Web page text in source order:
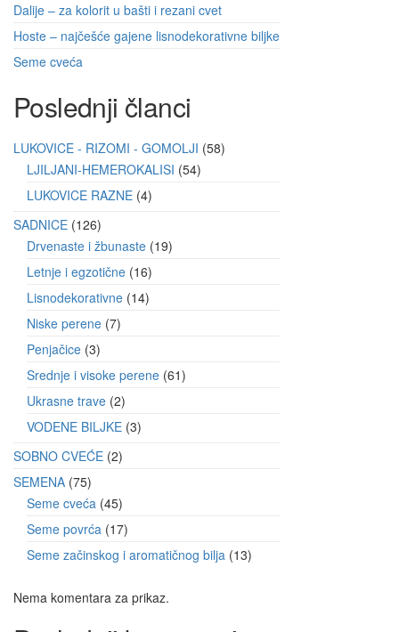
Dalije – za kolorit u bašti i rezani cvet
Hoste – najčešće gajene lisnodekorativne biljke
Seme cveća
Poslednji članci
LUKOVICE - RIZOMI - GOMOLJI 58
LJILJANI-HEMEROKALISI 54
LUKOVICE RAZNE 4
SADNICE 126
Drvenaste i žbunaste 19
Letnje i egzotične 16
Lisnodekorativne 14
Niske perene 7
Penjačice 3
Srednje i visoke perene 61
Ukrasne trave 2
VODENE BILJKE 3
SOBNO CVEĆE 2
SEMENA 75
Seme cveća 45
Seme povrća 17
Seme začinskog i aromatičnog bilja 13
Nema komentara za prikaz.